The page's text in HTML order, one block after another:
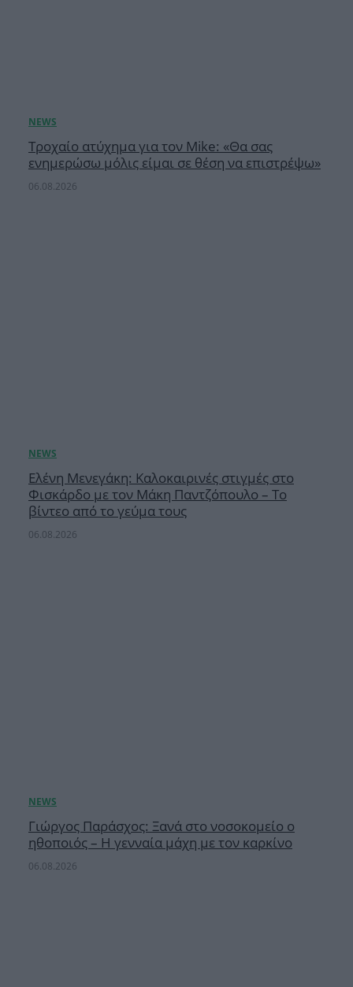
Τροχαίο ατύχημα για τον Mike: «Θα σας
ενημερώσω μόλις είμαι σε θέση να επιστρέψω»
06.08.2026
Ελένη Μενεγάκη: Καλοκαιρινές στιγμές στο
Φισκάρδο με τον Μάκη Παντζόπουλο – Το
βίντεο από το γεύμα τους
06.08.2026
Γιώργος Παράσχος: Ξανά στο νοσοκομείο ο
ηθοποιός – Η γενναία μάχη με τον καρκίνο
06.08.2026